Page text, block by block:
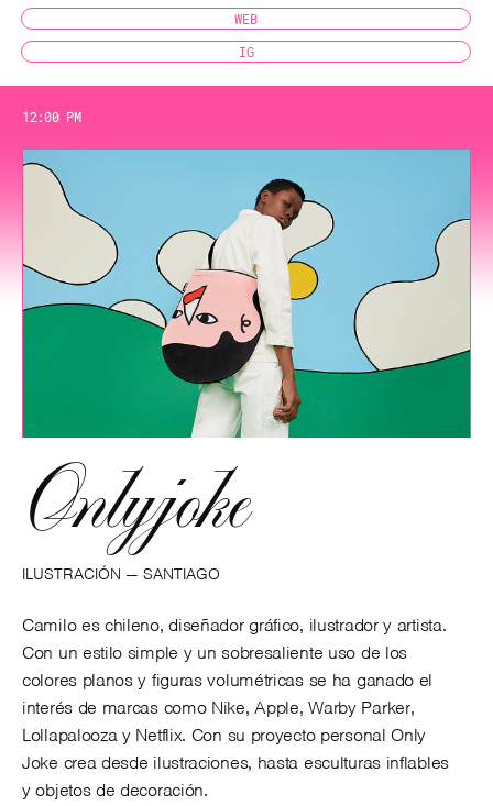
WEB
IG
12:00 PM
Onlyjoke
ILUSTRACIÓN — SANTIAGO
Camilo es chileno, diseñador gráfico, ilustrador y artista.
Con un estilo simple y un sobresaliente uso de los
colores planos y figuras volumétricas se ha ganado el
interés de marcas como Nike, Apple, Warby Parker,
Lollapalooza y Netflix. Con su proyecto personal Only
Joke crea desde ilustraciones, hasta esculturas inflables
y objetos de decoración.